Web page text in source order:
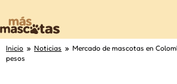
Inicio » Noticias » Mercado de mascotas en
pesos